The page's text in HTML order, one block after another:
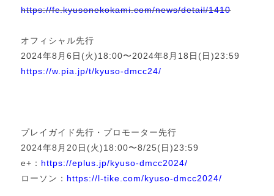
https://fc.kyusonekokami.com/news/detail/1410
オフィシャル先行
2024年8月6日(火)18:00〜2024年8月18日(日)23:59
https://w.pia.jp/t/kyuso-dmcc24/
プレイガイド先行・プロモーター先行
2024年8月20日(火)18:00〜8/25(日)23:59
e+： https://eplus.jp/kyuso-dmcc2024/
ローソン： https://l-tike.com/kyuso-dmcc2024/